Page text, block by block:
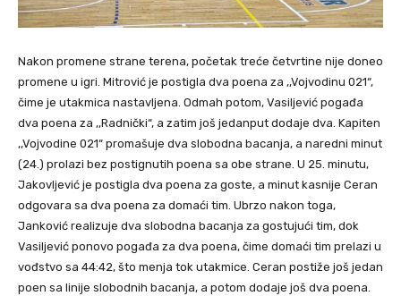
Nakon promene strane terena, početak treće četvrtine nije doneo
promene u igri. Mitrović je postigla dva poena za ,,Vojvodinu 021“,
čime je utakmica nastavljena. Odmah potom, Vasiljević pogađa
dva poena za ,,Radnički“, a zatim još jedanput dodaje dva. Kapiten
,,Vojvodine 021“ promašuje dva slobodna bacanja, a naredni minut
(24.) prolazi bez postignutih poena sa obe strane. U 25. minutu,
Jakovljević je postigla dva poena za goste, a minut kasnije Ceran
odgovara sa dva poena za domaći tim. Ubrzo nakon toga,
Janković realizuje dva slobodna bacanja za gostujući tim, dok
Vasiljević ponovo pogađa za dva poena, čime domaći tim prelazi u
vođstvo sa 44:42, što menja tok utakmice. Ceran postiže još jedan
poen sa linije slobodnih bacanja, a potom dodaje još dva poena.